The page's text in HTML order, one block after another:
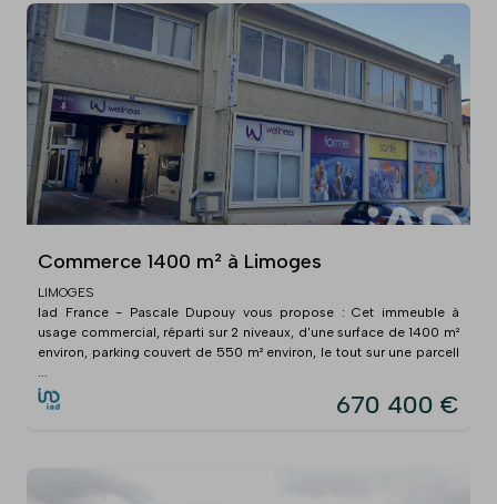
Commerce 1400 m² à Limoges
LIMOGES
Iad France - Pascale Dupouy vous propose : Cet immeuble à
usage commercial, réparti sur 2 niveaux, d'une surface de 1400 m²
environ, parking couvert de 550 m² environ, le tout sur une parcell
...
670 400 €